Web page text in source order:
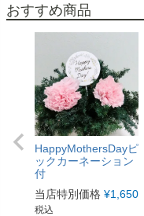
おすすめ商品
HappyMothersDayピ
ックカーネーション
付
当店特別価格 ¥1,650
税込